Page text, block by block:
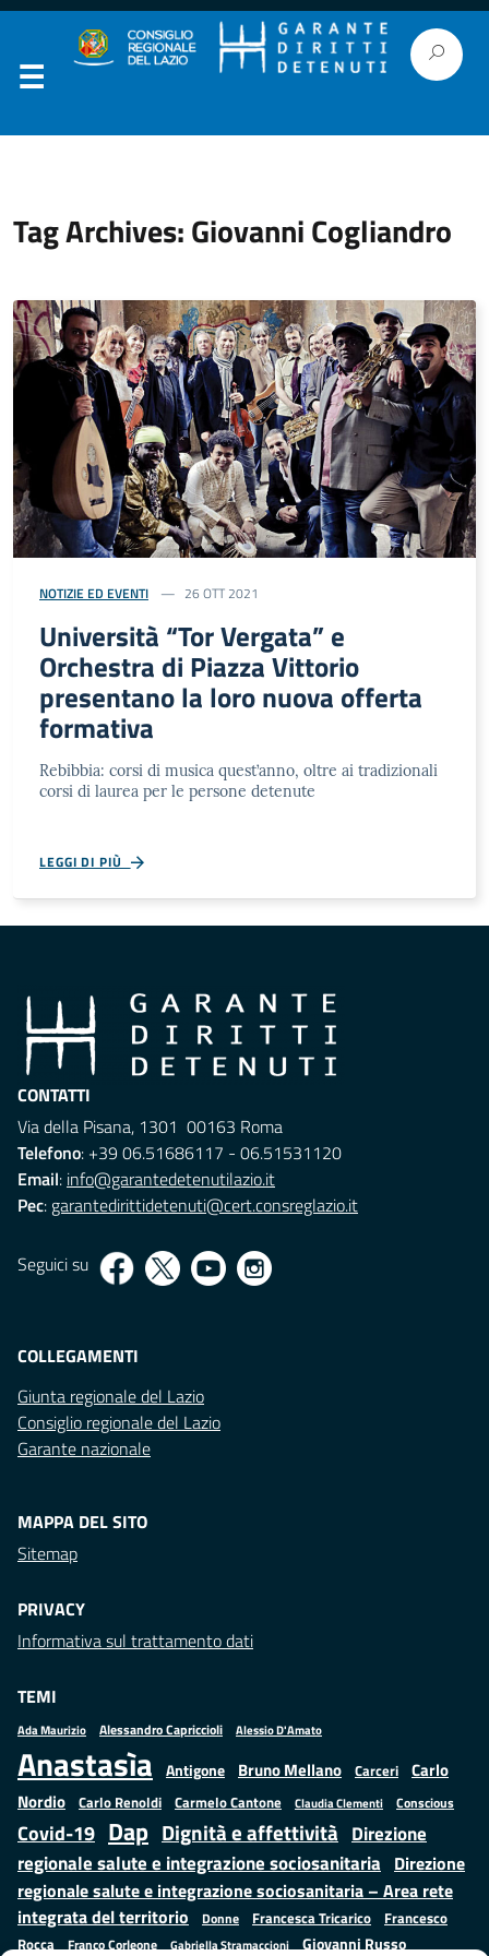
Tag Archives: Giovanni Cogliandro
NOTIZIE ED EVENTI 26 OTT 2021
Università “Tor Vergata” e
Orchestra di Piazza Vittorio
presentano la loro nuova offerta
formativa
Rebibbia: corsi di musica quest’anno, oltre ai tradizionali
corsi di laurea per le persone detenute
LEGGI DI PIÙ
CONTATTI
Via della Pisana, 1301 00163 Roma
Telefono: +39 06.51686117 - 06.51531120
Email: info@garantedetenutilazio.it
Pec: garantedirittidetenuti@cert.consreglazio.it
Seguici su
COLLEGAMENTI
Giunta regionale del Lazio
Consiglio regionale del Lazio
Garante nazionale
MAPPA DEL SITO
Sitemap
PRIVACY
Informativa sul trattamento dati
TEMI
Ada Maurizio Alessandro Capriccioli Alessio D'Amato
Anastasìa Antigone Bruno Mellano Carceri
Carlo
Nordio Carlo Renoldi Carmelo Cantone Claudia Clementi Conscious
Covid-19 Dap Dignità e affettività Direzione
regionale salute e integrazione sociosanitaria Direzione
regionale salute e integrazione sociosanitaria – Area rete
integrata del territorio
Donne Francesca Tricarico
Francesco
Rocca
Franco Corleone Gabriella Stramaccioni Giovanni Russo